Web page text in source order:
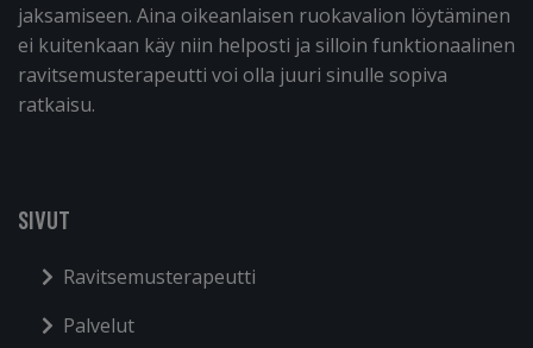
jaksamiseen. Aina oikeanlaisen ruokavalion löytäminen
ei kuitenkaan käy niin helposti ja silloin funktionaalinen
ravitsemusterapeutti voi olla juuri sinulle sopiva
ratkaisu.
SIVUT
Ravitsemusterapeutti
Palvelut